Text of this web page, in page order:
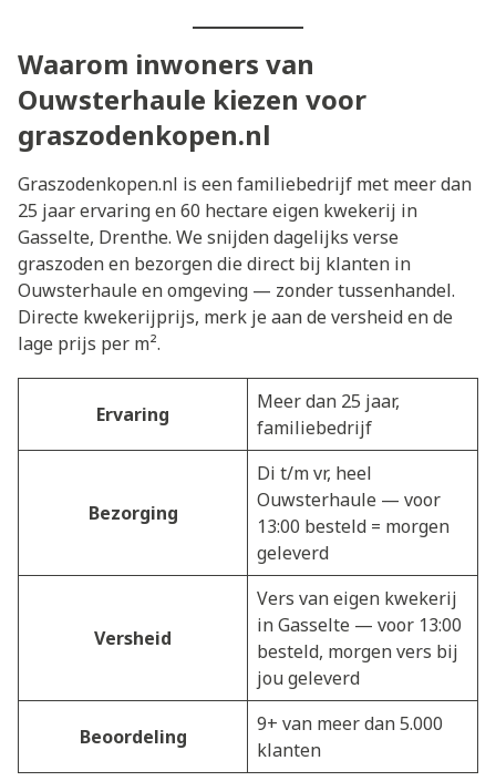
Waarom inwoners van
Ouwsterhaule kiezen voor
graszodenkopen.nl
Graszodenkopen.nl is een familiebedrijf met meer dan
25 jaar ervaring en 60 hectare eigen kwekerij in
Gasselte, Drenthe. We snijden dagelijks verse
graszoden en bezorgen die direct bij klanten in
Ouwsterhaule en omgeving — zonder tussenhandel.
Directe kwekerijprijs, merk je aan de versheid en de
lage prijs per m².
Ervaring
Meer dan 25 jaar,
familiebedrijf
Bezorging
Di t/m vr, heel
Ouwsterhaule — voor
13:00 besteld = morgen
geleverd
Versheid
Vers van eigen kwekerij
in Gasselte — voor 13:00
besteld, morgen vers bij
jou geleverd
Beoordeling
9+ van meer dan 5.000
klanten